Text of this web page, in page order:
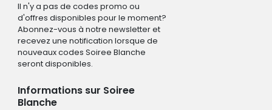
Il n'y a pas de codes promo ou
d'offres disponibles pour le moment?
Abonnez-vous à notre newsletter et
recevez une notification lorsque de
nouveaux codes Soiree Blanche
seront disponibles.
Informations sur Soiree
Blanche